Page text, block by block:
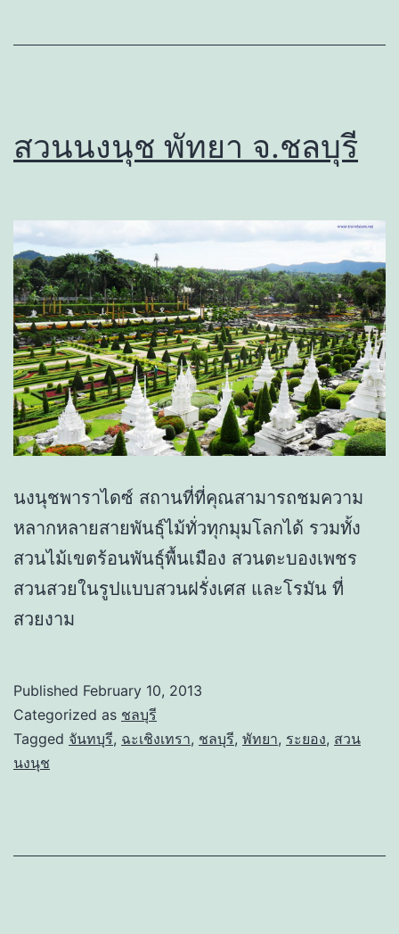
สวนนงนุช พัทยา จ.ชลบุรี
นงนุชพาราไดซ์ สถานที่ที่คุณสามารถชมความ
หลากหลายสายพันธุ์ไม้ทั่วทุกมุมโลกได้ รวมทั้ง
สวนไม้เขตร้อนพันธุ์พื้นเมือง สวนตะบองเพชร
สวนสวยในรูปแบบสวนฝรั่งเศส และโรมัน ที่
สวยงาม
Published February 10, 2013
Categorized as ชลบุรี
Tagged จันทบุรี, ฉะเชิงเทรา, ชลบุรี, พัทยา, ระยอง, สวน
นงนุช